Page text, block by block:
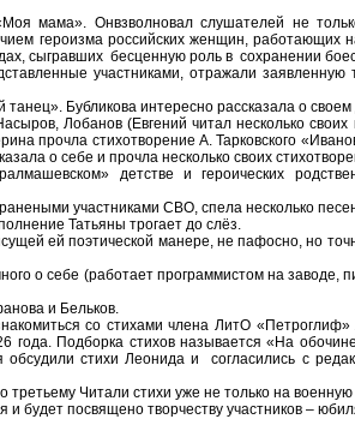
мама». Онвзволновал слушателей не
героизма российских женщин, работающих
сыгравших бесценную роль в сохранении
участниками, отражали заявленную
Бубликова интересно рассказала о
Лобанов (Евгений читал несколько
прочла стихотворение А. Тарковского
о себе и прочла несколько своих
детстве и героических
участниками СВО, спела несколько
Татьяны трогает до слёз.
ей поэтической манере, не пафосно, но
о себе (работает программистом на заводе,
и Бельков.
со стихами члена ЛитО
года. Подборка стихов называется «На
стихи Леонида и согласились с
третьему Читали стихи уже не только на военную
будет посвящено творчеству участников –